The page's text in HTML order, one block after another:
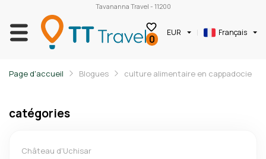
Tavananna Travel - 11200
0 EUR Français
Page d'accueil Blogues culture alimentaire en cappadocie
catégories
Château d'Uchisar